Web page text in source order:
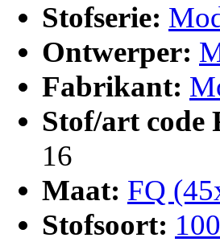
Stofserie:
Ontwerper:
Fabrikant:
Stof/art
16
Maat: FQ
Stofsoort: